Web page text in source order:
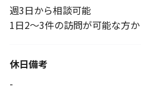
週3日から相談可能
1日2～3件の訪問が可能な方
休日備考
-